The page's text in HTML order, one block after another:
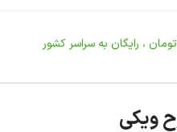
تومان ، رایگان به سراسر کشور
ویکی